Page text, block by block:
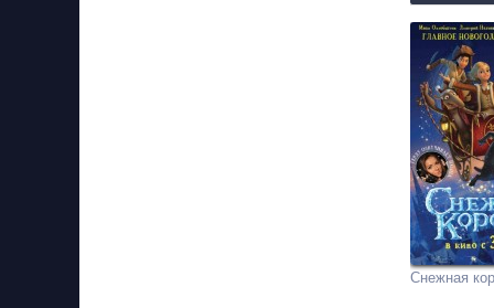
Снежная